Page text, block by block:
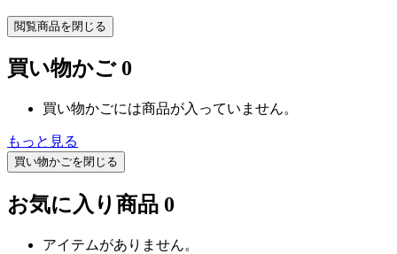
閲覧商品を閉じる
買い物かご 0
買い物かごには商品が入っていません。
もっと見る
買い物かごを閉じる
お気に入り商品 0
アイテムがありません。